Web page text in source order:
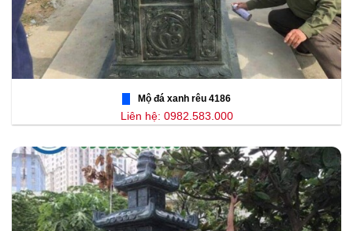
Mộ đá xanh rêu 4186
Liên hệ: 0982.583.000